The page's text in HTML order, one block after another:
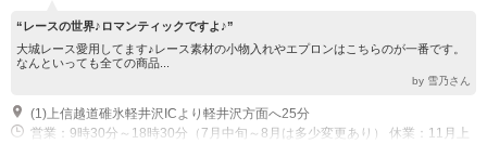
“レースの世界♪ロマンティックですよ♪”
大城レース愛用してます♪レース素材の小物入れやエプロンはこちらのが一番です。
なんといっても全ての商品...
by 雪乃さん
(1)上信越道碓氷軽井沢ICより軽井沢方面へ25分
営業：9時30分～18時30分（7月中旬～8月は多少変更あり） 休業：11月上